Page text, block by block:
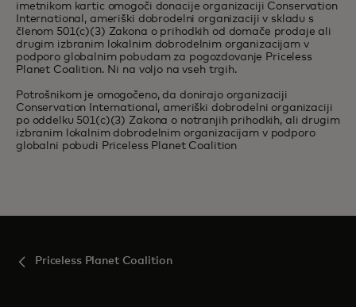
imetnikom kartic omogoči donacije organizaciji Conservation
International, ameriški dobrodelni organizaciji v skladu s
členom 501(c)(3) Zakona o prihodkih od domače prodaje ali
drugim izbranim lokalnim dobrodelnim organizacijam v
podporo globalnim pobudam za pogozdovanje Priceless
Planet Coalition. Ni na voljo na vseh trgih.
Potrošnikom je omogočeno, da donirajo organizaciji
Conservation International, ameriški dobrodelni organizaciji
po oddelku 501(c)(3) Zakona o notranjih prihodkih, ali drugim
izbranim lokalnim dobrodelnim organizacijam v podporo
globalni pobudi Priceless Planet Coalition
Priceless Planet Coalition